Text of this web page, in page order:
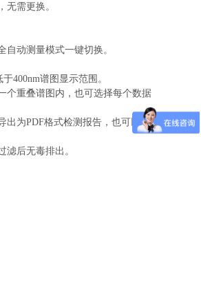
需更换。
动测量模式一键切换。
400nm谱图显示范围。
个重叠谱图内，也可选择每个数据
出为PDF格式检测报告，也可以直
后无毒排出。